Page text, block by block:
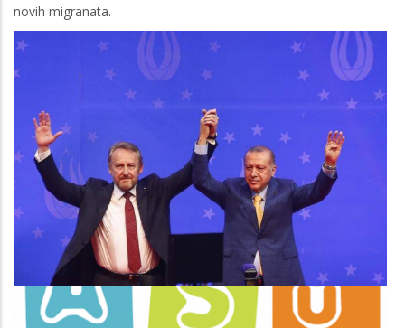
novih migranata.
Image
Image